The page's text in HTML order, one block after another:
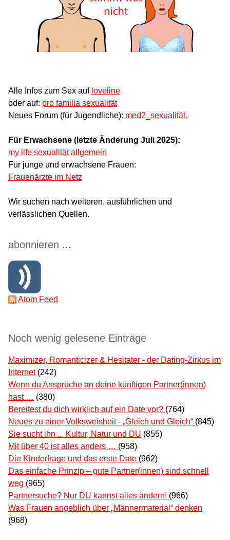
Alle Infos zum Sex auf loveline
oder auf: pro familia sexualität
Neues Forum (für Jugendliche): med2_sexualität.
Für Erwachsene (letzte Änderung Juli 2025):
my life sexualität allgemein
Für junge und erwachsene Frauen:
Frauenärzte im Netz
Wir suchen nach weiteren, ausführlichen und
verlässlichen Quellen.
abonnieren ...
Atom Feed
Noch wenig gelesene Einträge
Maximizer, Romanticizer & Hesitater - der Dating-Zirkus im
Internet (242)
Wenn du Ansprüche an deine künftigen Partner(innen)
hast … (380)
Bereitest du dich wirklich auf ein Date vor? (764)
Neues zu einer Volksweisheit - „Gleich und Gleich“ (845)
Sie sucht ihn ... Kultur, Natur und DU (855)
Mit über 40 ist alles anders … (958)
Die Kinderfrage und das erste Date (962)
Das einfache Prinzip – gute Partner(innen) sind schnell
weg (965)
Partnersuche? Nur DU kannst alles ändern! (966)
Was Frauen angeblich über „Männermaterial“ denken
(968)